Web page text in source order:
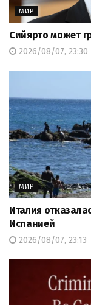
МИР
Сийярто может
2026/08/07, 23:30
МИР
Италия
Испанией
2026/08/07, 23:13